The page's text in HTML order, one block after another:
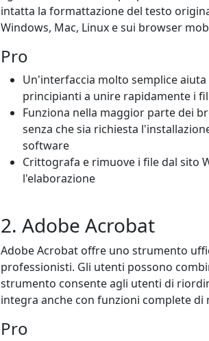
intatta la formattazione del testo
Windows, Mac, Linux e sui browser
Pro
Un'interfaccia molto semplice aiuta
principianti a unire rapidamente i
Funziona nella maggior parte dei
senza che sia richiesta
software
Crittografa e rimuove i file dal sito
l'elaborazione
2. Adobe Acrobat
Adobe Acrobat offre uno strumento
professionisti. Gli utenti possono
strumento consente agli utenti di
integra anche con funzioni complete di
Pro